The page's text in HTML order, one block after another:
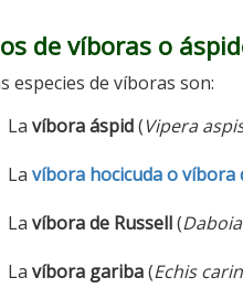
de víboras o
especies de víboras son:
La víbora áspid(Vipera
La víbora hocicuda o víbora
La víbora de Russell(
La víbora gariba(Echis